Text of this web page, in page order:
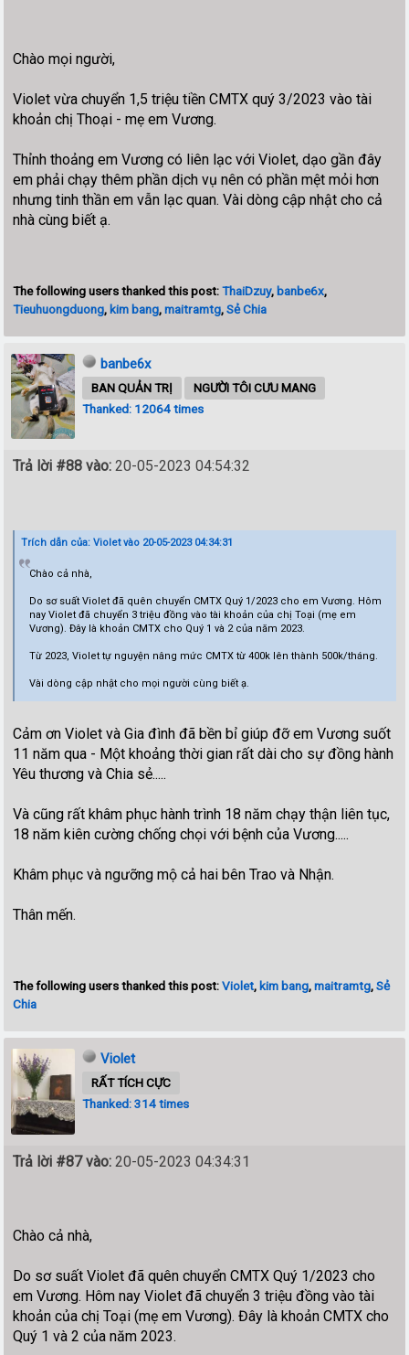
Chào mọi người,
Violet vừa chuyển 1,5 triệu tiền CMTX quý 3/2023 vào tài
khoản chị Thoại - mẹ em Vương.
Thỉnh thoảng em Vương có liên lạc với Violet, dạo gần đây
em phải chạy thêm phần dịch vụ nên có phần mệt mỏi hơn
nhưng tinh thần em vẫn lạc quan. Vài dòng cập nhật cho cả
nhà cùng biết ạ.
The following users thanked this post:ThaiDzuy,banbe6x,
Tieuhuongduong,kim bang,maitramtg,Sẻ Chia
banbe6x
BAN QUẢN TRỊ
NGƯỜI TÔI CƯU MANG
Thanked: 12064 times
Trả lời #88 vào: 20-05-2023 04:54:32
Trích dẫn của: Violet vào 20-05-2023 04:34:31
Chào cả nhà,
Do sơ suất Violet đã quên chuyển CMTX Quý 1/2023 cho em Vương. Hôm
nay Violet đã chuyển 3 triệu đồng vào tài khoản của chị Toại (mẹ em
Vương). Đây là khoản CMTX cho Quý 1 và 2 của năm 2023.
Từ 2023, Violet tự nguyện nâng mức CMTX từ 400k lên thành 500k/tháng.
Vài dòng cập nhật cho mọi người cùng biết ạ.
Cảm ơn Violet và Gia đình đã bền bỉ giúp đỡ em Vương suốt
11 năm qua - Một khoảng thời gian rất dài cho sự đồng hành
Yêu thương và Chia sẻ.....
Và cũng rất khâm phục hành trình 18 năm chạy thận liên tục,
18 năm kiên cường chống chọi với bệnh của Vương.....
Khâm phục và ngưỡng mộ cả hai bên Trao và Nhận.
Thân mến.
The following users thanked this post:Violet, kim bang,maitramtg,Sẻ
Chia
Violet
RẤT TÍCH CỰC
Thanked: 314 times
Trả lời #87 vào: 20-05-2023 04:34:31
Chào cả nhà,
Do sơ suất Violet đã quên chuyển CMTX Quý 1/2023 cho
em Vương. Hôm nay Violet đã chuyển 3 triệu đồng vào tài
khoản của chị Toại (mẹ em Vương). Đây là khoản CMTX cho
Quý 1 và 2 của năm 2023.